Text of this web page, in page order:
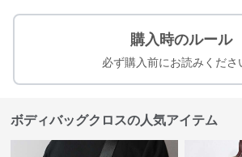
購入時のルール
必ず購入前にお読みくださ
ボディバッグクロスの人気アイテム